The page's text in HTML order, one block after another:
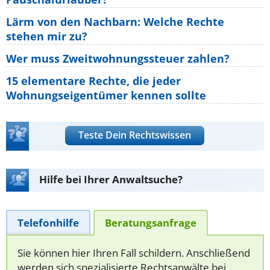
Lärm von den Nachbarn: Welche Rechte
stehen mir zu?
Wer muss Zweitwohnungssteuer zahlen?
15 elementare Rechte, die jeder
Wohnungseigentümer kennen sollte
Teste Dein Rechtswissen
Hilfe bei Ihrer Anwaltsuche?
Telefonhilfe Beratungsanfrage
Sie können hier Ihren Fall schildern. Anschließend